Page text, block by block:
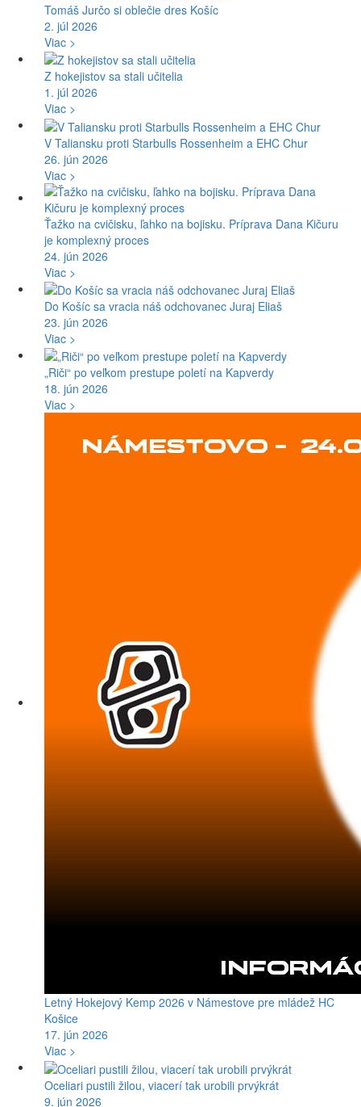
Tomáš Jurčo si oblečie dres Košíc
2. júl 2026
Viac >
Z hokejistov sa stali učitelia
1. júl 2026
Viac >
V Taliansku proti Starbulls Rossenheim a EHC Chur
26. jún 2026
Viac >
Ťažko na cvičisku, ľahko na bojisku. Príprava Dana Kičuru
je komplexný proces
24. jún 2026
Viac >
Do Košíc sa vracia náš odchovanec Juraj Eliaš
23. jún 2026
Viac >
„Riči“ po veľkom prestupe poletí na Kapverdy
18. jún 2026
Viac >
Letný Hokejový Kemp 2026 v Námestove pre mládež HC
Košice
17. jún 2026
Viac >
Oceliari pustili žilou, viacerí tak urobili prvýkrát
9. jún 2026